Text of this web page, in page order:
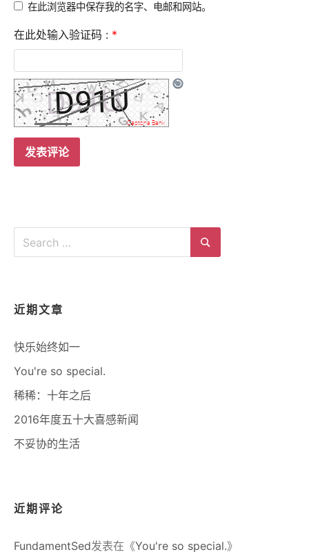
在此浏览器中保存我的名字、电邮和网站。
在此处输入验证码 : *
Search
for:
Search
近期文章
快乐始终如一
You're so special.
稀稀：十年之后
2016年度五十大喜感新闻
不妥协的生活
近期评论
FundamentSed发表在《You're so special.》